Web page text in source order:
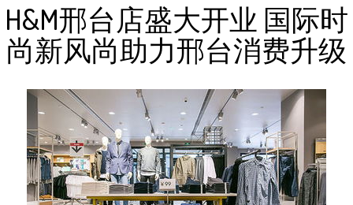
H&M邢台店盛大开业 国际时
尚新风尚助力邢台消费升级